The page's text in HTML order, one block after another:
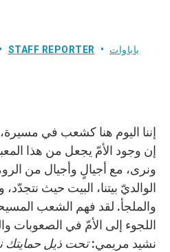
STAFF REPORTER باباوات
إننا اليوم هنا كشعب في
إن وجود الأمّ يجعل من هذا المعبد
ونرى، مع أجيالٍ وأجيال من
الوالديّ بيتنا، البيت حيث نتجدّد،
والملجأ. لقد فهم الشعب
اللجوء إلى الأمّ في الصعوبات
نشيد مريمي:تحت ذيل حمايتك